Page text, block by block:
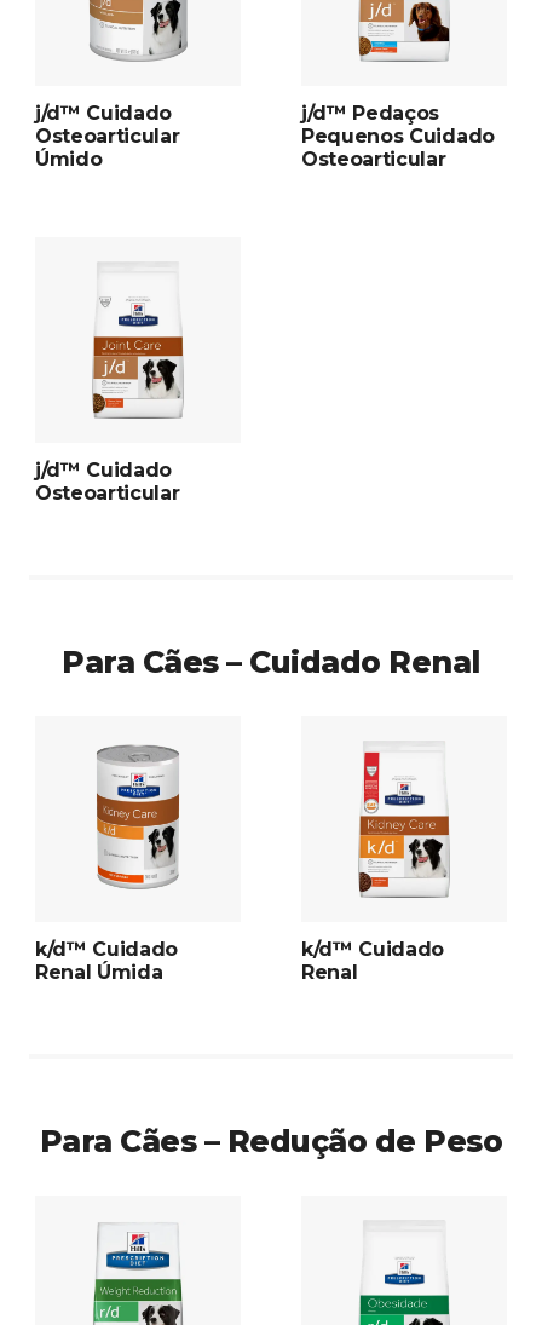
j/d™ Cuidado
Osteoarticular
Úmido
j/d™ Pedaços
Pequenos Cuidado
Osteoarticular
j/d™ Cuidado
Osteoarticular
Para Cães – Cuidado Renal
k/d™ Cuidado
Renal Úmida
k/d™ Cuidado
Renal
Para Cães – Redução de Peso